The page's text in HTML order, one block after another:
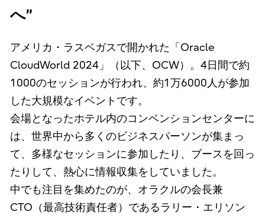
へ”
アメリカ・ラスベガスで開かれた「Oracle
CloudWorld 2024」（以下、OCW）。4日間で約
1000のセッションが行われ、約1万6000人が参加
した大規模なイベントです。
会場となったホテル内のコンベンションセンターに
は、世界中から多くのビジネスパーソンが集まっ
て、多様なセッションに参加したり、ブースを回っ
たりして、熱心に情報収集をしていました。
中でも注目を集めたのが、オラクルの会長兼
CTO（最高技術責任者）であるラリー・エリソン